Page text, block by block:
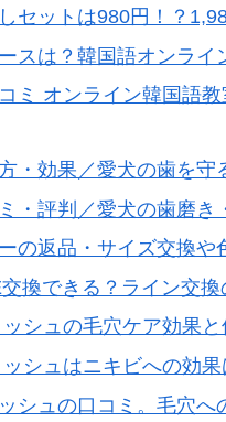
セットは980円！？
スは？韓国語オンラ
ミ オンライン韓国語
・効果／愛犬の歯を守
・評判／愛犬の歯磨き
の返品・サイズ交換
換できる？ライン交
シュの毛穴ケア効果
シュはニキビへの効
シュの口コミ。毛穴